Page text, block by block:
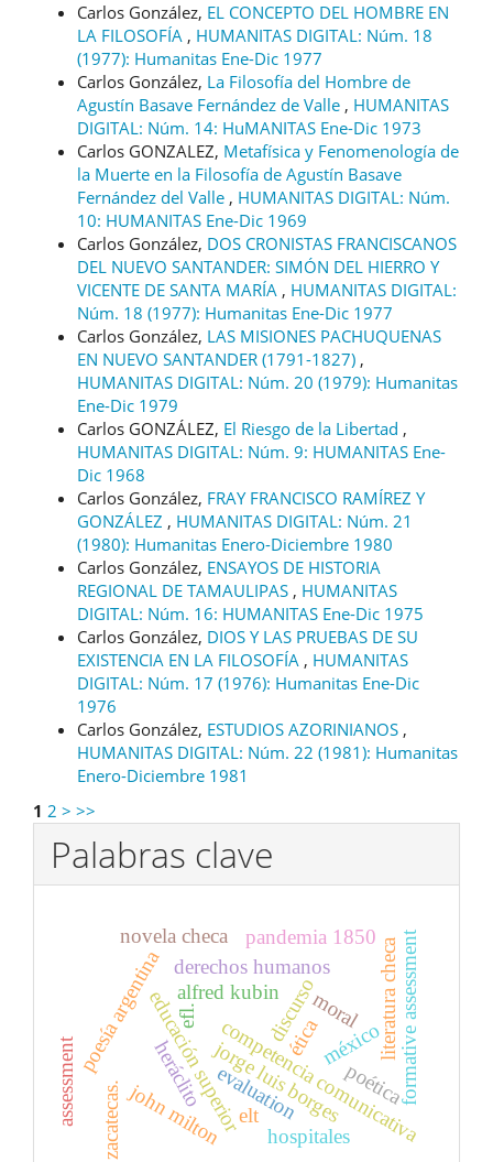
Carlos González, EL CONCEPTO DEL HOMBRE EN
LA FILOSOFÍA , HUMANITAS DIGITAL: Núm. 18
(1977): Humanitas Ene-Dic 1977
Carlos González, La Filosofía del Hombre de
Agustín Basave Fernández de Valle , HUMANITAS
DIGITAL: Núm. 14: HuMANITAS Ene-Dic 1973
Carlos GONZALEZ, Metafísica y Fenomenología de
la Muerte en la Filosofía de Agustín Basave
Fernández del Valle , HUMANITAS DIGITAL: Núm.
10: HUMANITAS Ene-Dic 1969
Carlos González, DOS CRONISTAS FRANCISCANOS
DEL NUEVO SANTANDER: SIMÓN DEL HIERRO Y
VICENTE DE SANTA MARÍA , HUMANITAS DIGITAL:
Núm. 18 (1977): Humanitas Ene-Dic 1977
Carlos González, LAS MISIONES PACHUQUENAS
EN NUEVO SANTANDER (1791-1827) ,
HUMANITAS DIGITAL: Núm. 20 (1979): Humanitas
Ene-Dic 1979
Carlos GONZÁLEZ, El Riesgo de la Libertad ,
HUMANITAS DIGITAL: Núm. 9: HUMANITAS Ene-
Dic 1968
Carlos González, FRAY FRANCISCO RAMÍREZ Y
GONZÁLEZ , HUMANITAS DIGITAL: Núm. 21
(1980): Humanitas Enero-Diciembre 1980
Carlos González, ENSAYOS DE HISTORIA
REGIONAL DE TAMAULIPAS , HUMANITAS
DIGITAL: Núm. 16: HUMANITAS Ene-Dic 1975
Carlos González, DIOS Y LAS PRUEBAS DE SU
EXISTENCIA EN LA FILOSOFÍA , HUMANITAS
DIGITAL: Núm. 17 (1976): Humanitas Ene-Dic
1976
Carlos González, ESTUDIOS AZORINIANOS ,
HUMANITAS DIGITAL: Núm. 22 (1981): Humanitas
Enero-Diciembre 1981
1 2 > >>
Palabras clave
discurso
competencia comunicativa
educación superiorjorge luis borges
heráclito
john milton
poesía argentina derechos humanos
ética
moral
méxico
alfred kubin
novela checa
literatura checa
assessment evaluation formative assessment
elt
efl.
pandemia 1850
zacatecas. hospitales
poética